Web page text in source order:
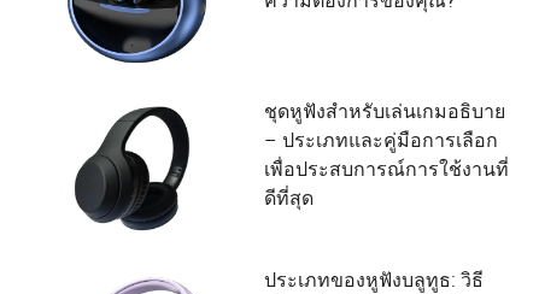
ชุดหูฟังสำหรับเล่นเกมอธิบาย
– ประเภทและคู่มือการเลือก
เพื่อประสบการณ์การใช้งานที่
ดีที่สุด
ประเภทของหูฟังบลูทูธ: วิธี